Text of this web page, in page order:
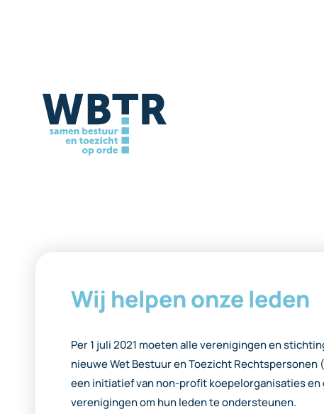
Wij helpen onze leden
Per 1 juli 2021 moeten alle verenigingen en
nieuwe Wet Bestuur en Toezicht Rechtspersonen
een initiatief van non-profit koepelorganisaties
verenigingen om hun leden te ondersteunen.